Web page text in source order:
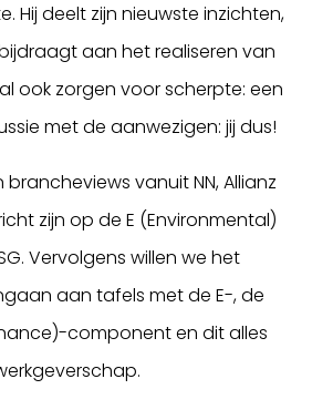
Hij deelt zijn nieuwste inzichten,
aan het realiseren van
ook zorgen voor scherpte: een
met de aanwezigen: jij dus!
vanuit NN, Allianz
zijn op de E (Environmental)
Vervolgens willen we het
aan tafels met de E-, de
component en dit alles